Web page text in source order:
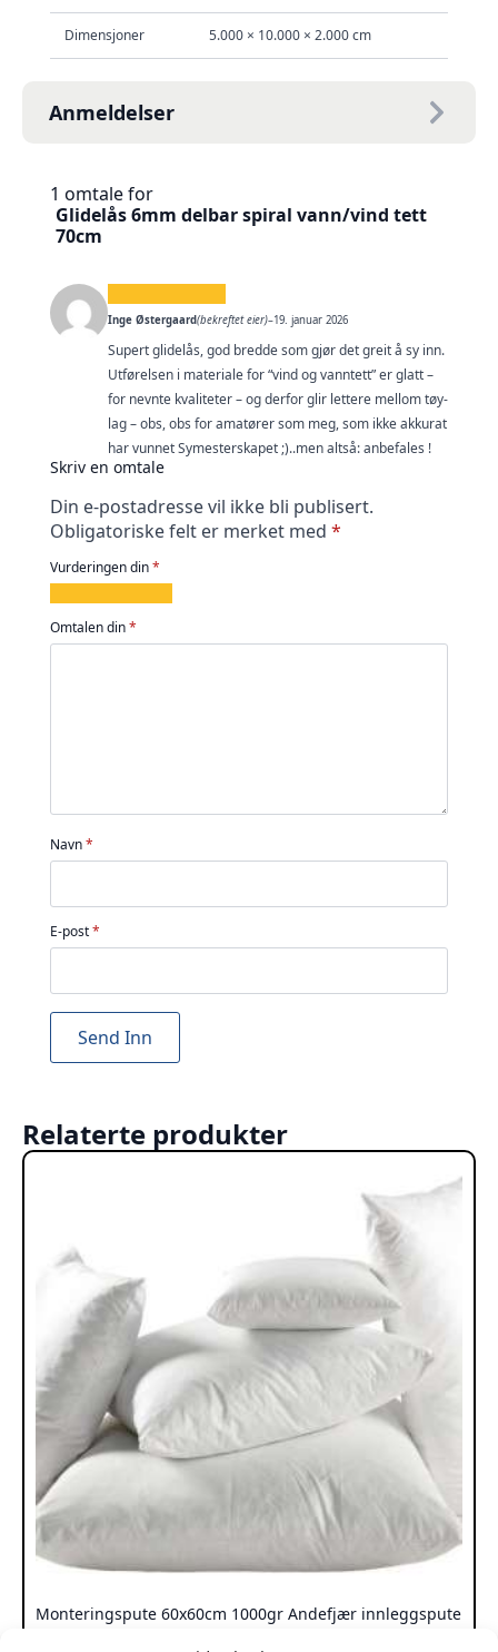
Dimensjoner 5.000 × 10.000 × 2.000 cm
Anmeldelser
1 omtale for
Glidelås 6mm delbar spiral vann/vind tett
70cm
Inge Østergaard(bekreftet eier)–19. januar 2026
Supert glidelås, god bredde som gjør det greit å sy inn.
Utførelsen i materiale for “vind og vanntett” er glatt –
for nevnte kvaliteter – og derfor glir lettere mellom tøy-
lag – obs, obs for amatører som meg, som ikke akkurat
har vunnet Symesterskapet ;)..men altså: anbefales !
Skriv en omtale
Din e-postadresse vil ikke bli publisert.
Obligatoriske felt er merket med *
Vurderingen din*
av
5
av
5
av
5
av
5 5
Omtalen din*
Navn*
E-post*
Relaterte produkter
Monteringspute 60x60cm 1000gr Andefjær innleggspute